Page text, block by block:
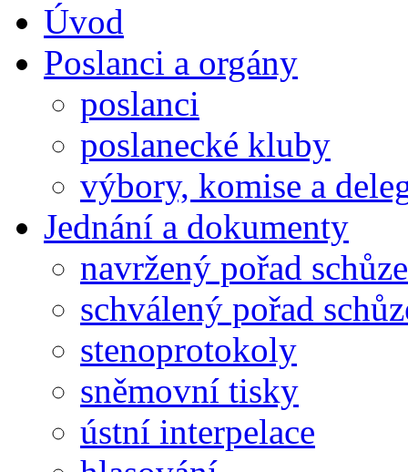
Úvod
Poslanci a orgány
poslanci
poslanecké kluby
výbory, komise a
Jednání a dokumenty
navržený pořad schůze
schválený pořad
stenoprotokoly
sněmovní tisky
ústní interpelace